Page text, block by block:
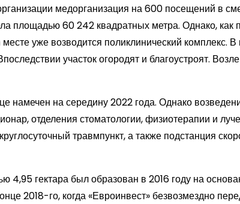
медорганизация на 600 посещений в
площадью 60 242 квадратных метра. Однако, как
уже возводится поликлинический комплекс. В
участок огородят и благоустроят.
намечен на середину 2022 года. Однако
отделения стоматологии, физиотерапии и
травмпункт, а также подстанция
гектара был образован в 2016 году на
2018-го, когда «Евроинвест» безвозмездно